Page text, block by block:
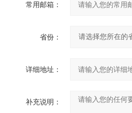
常用邮箱：
省份：
详细地址：
补充说明：